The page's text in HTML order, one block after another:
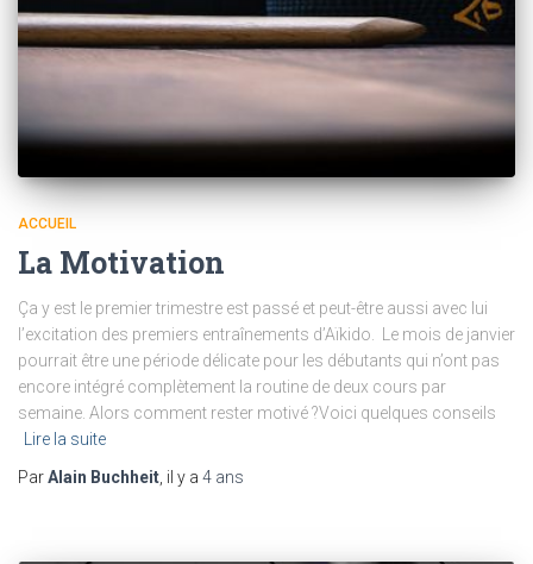
ACCUEIL
La Motivation
Ça y est le premier trimestre est passé et peut-être aussi avec lui
l’excitation des premiers entraînements d’Aïkido. Le mois de janvier
pourrait être une période délicate pour les débutants qui n’ont pas
encore intégré complètement la routine de deux cours par
semaine. Alors comment rester motivé ?Voici quelques conseils
Lire la suite
ParAlain Buchheit , il y a 4 ans